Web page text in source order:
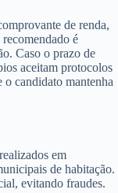
de renda,
é
Caso o prazo de
aceitam protocolos
candidato mantenha
em
de habitação.
evitando fraudes.